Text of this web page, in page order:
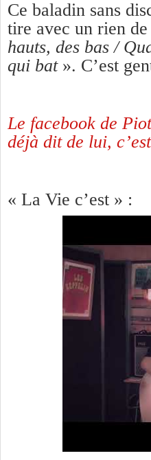
Ce baladin sans
tire avec un rien
hauts, des bas /
qui bat». C’est
Le facebook de
déjà dit de lui,
« La Vie c’est » :